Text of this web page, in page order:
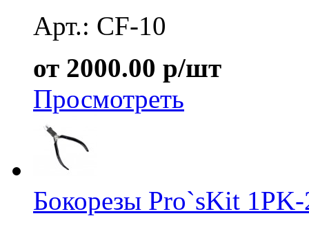
Арт.: CF-10
от 2000.00 р/шт
Просмотреть
Бокорезы Pro`sKit